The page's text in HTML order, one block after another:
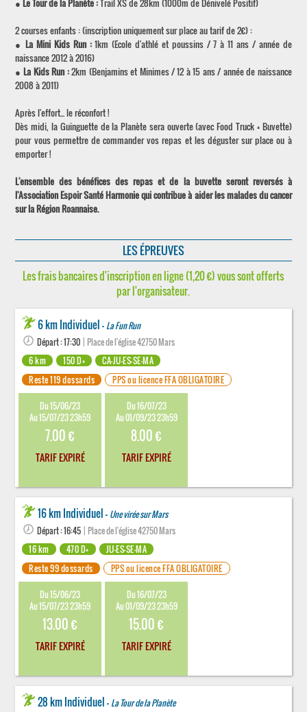
●Le Tour de la Planète :Trail XS de 28km (1000m de Dénivelé Positif)
2 courses enfants : (inscription uniquement sur place au tarif de 2€) :
●La Mini Kids Run :1km (Ecole d'athlé et poussins / 7 à 11 ans / année de
naissance 2012 à 2016)
●La Kids Run :2km (Benjamins et Minimes / 12 à 15 ans / année de naissance
2008 à 2011)
Après l'effort... le réconfort !
Dès midi, la Guinguette de la Planète sera ouverte (avec Food Truck + Buvette)
pour vous permettre de commander vos repas et les déguster sur place ou à
emporter !
L'ensemble des bénéfices des repas et de la buvette seront reversés à
l'Association Espoir Santé Harmonie qui contribue à aider les malades du cancer
sur la Région Roannaise.
LES ÉPREUVES
Les frais bancaires d'inscription en ligne (1,20 €) vous sont offerts
par l'organisateur.
6 km Individuel - La Fun Run
Départ : 17:30 | Place de l'église 42750 Mars
6 km
150 D+
CA-JU-ES-SE-MA
Reste 119 dossards
PPS ou licence FFA OBLIGATOIRE
Du 15/06/23
Au 15/07/23 23h59
7.00 €
TARIF EXPIRÉ
Du 16/07/23
Au 01/09/23 23h59
8.00 €
TARIF EXPIRÉ
16 km Individuel - Une virée sur Mars
Départ : 16:45 | Place de l'église 42750 Mars
16 km
470 D+
JU-ES-SE-MA
Reste 99 dossards
PPS ou licence FFA OBLIGATOIRE
Du 15/06/23
Au 15/07/23 23h59
13.00 €
TARIF EXPIRÉ
Du 16/07/23
Au 01/09/23 23h59
15.00 €
TARIF EXPIRÉ
28 km Individuel - La Tour de la Planète